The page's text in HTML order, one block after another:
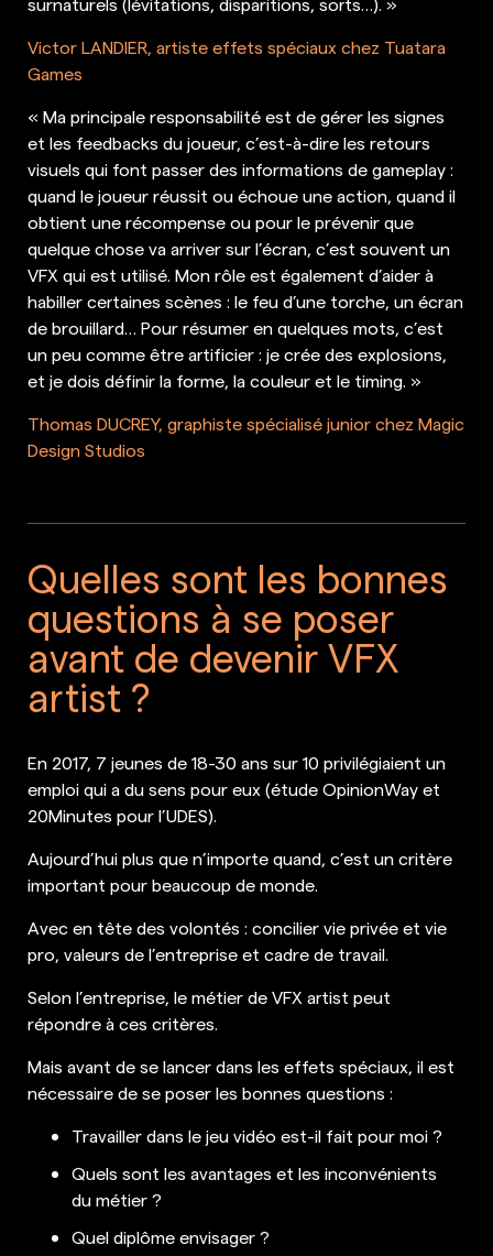
Victor LANDIER, artiste effets spéciaux chez Tuatara
Games
« Ma principale responsabilité est de gérer les signes
et les feedbacks du joueur, c’est-à-dire les retours
visuels qui font passer des informations de gameplay :
quand le joueur réussit ou échoue une action, quand il
obtient une récompense ou pour le prévenir que
quelque chose va arriver sur l’écran, c’est souvent un
VFX qui est utilisé. Mon rôle est également d’aider à
habiller certaines scènes : le feu d’une torche, un écran
de brouillard… Pour résumer en quelques mots, c’est
un peu comme être artificier : je crée des explosions,
et je dois définir la forme, la couleur et le timing. »
Thomas DUCREY, graphiste spécialisé junior chez Magic
Design Studios
Quelles sont les bonnes
questions à se poser
avant de devenir VFX
artist ?
En 2017, 7 jeunes de 18-30 ans sur 10 privilégiaient un
emploi qui a du sens pour eux (étude OpinionWay et
20Minutes pour l’UDES).
Aujourd’hui plus que n’importe quand, c’est un critère
important pour beaucoup de monde.
Avec en tête des volontés : concilier vie privée et vie
pro, valeurs de l’entreprise et cadre de travail.
Selon l’entreprise, le métier de VFX artist peut
répondre à ces critères.
Mais avant de se lancer dans les effets spéciaux, il est
nécessaire de se poser les bonnes questions :
Travailler dans le jeu vidéo est-il fait pour moi ?
Quels sont les avantages et les inconvénients
du métier ?
Quel diplôme envisager ?